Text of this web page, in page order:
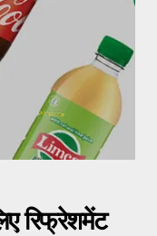
रिफ्रेशमेंट